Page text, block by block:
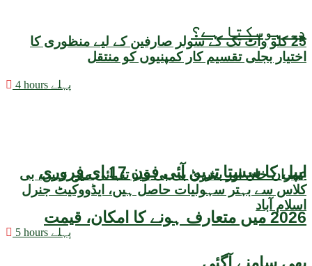
دہ ہوسکتا ہے؟
ایپل کا سستا ترین آئی فون 17 ای فروری
2026 میں متعارف ہونے کا امکان، قیمت
25 کلو واٹ تک کے سولر صارفین کے لیے منظوری کا
اختیار بجلی تقسیم کار کمپنیوں کو منتقل
4 hours پہلے
عمران خان اور بشریٰ بی بی قیدِ تنہائی میں نہیں، بی
کلاس سے بہتر سہولیات حاصل ہیں، ایڈووکیٹ جنرل
اسلام آباد
5 hours پہلے